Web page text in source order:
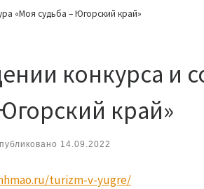
«Моя судьба – Югорский край»
конкурса и
край»
14.09.2022
turizm-v-yugre/